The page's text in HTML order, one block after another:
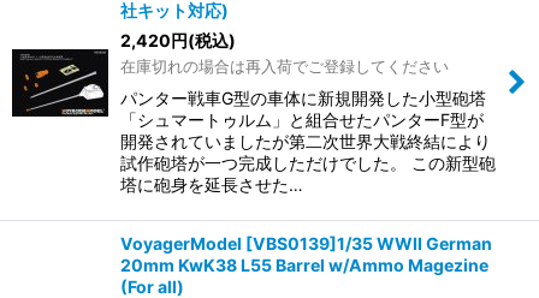
社キット対応)
2,420円(税込)
在庫切れの場合は再入荷でご登録してください
パンター戦車G型の車体に新規開発した小型砲塔
「シュマートゥルム」と組合せたパンターF型が
開発されていましたが第二次世界大戦終結により
試作砲塔が一つ完成しただけでした。 この新型砲
塔に砲身を延長させた…
VoyagerModel [VBS0139]1/35 WWII German
20mm KwK38 L55 Barrel w/Ammo Magezine
(For all)